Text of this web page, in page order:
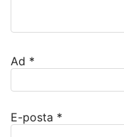
Ad *
E-posta *